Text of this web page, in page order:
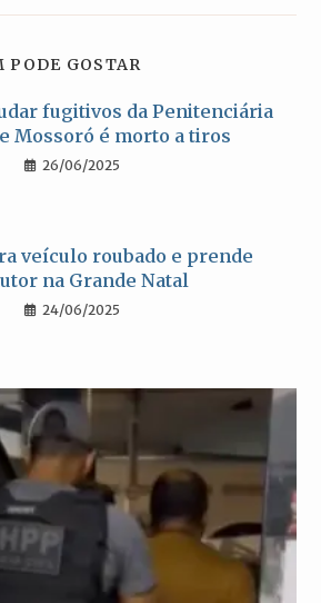
nova nova nova
PODE GOSTAR
fugitivos da Penitenciária
Mossoró é morto a tiros
26/06/2025
veículo roubado e prende
na Grande Natal
24/06/2025